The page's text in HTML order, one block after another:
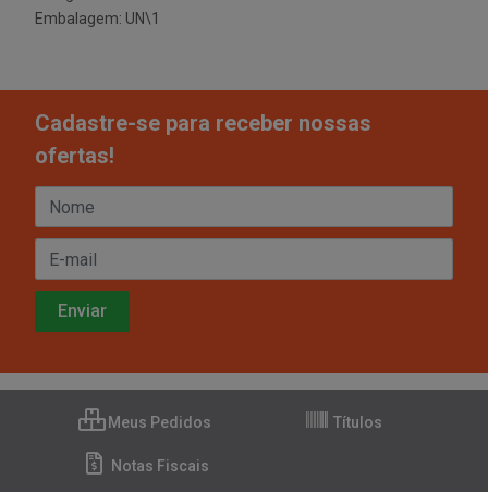
Embalagem: UN\1
Cadastre-se para receber nossas
ofertas!
Meus Pedidos Títulos
Notas Fiscais